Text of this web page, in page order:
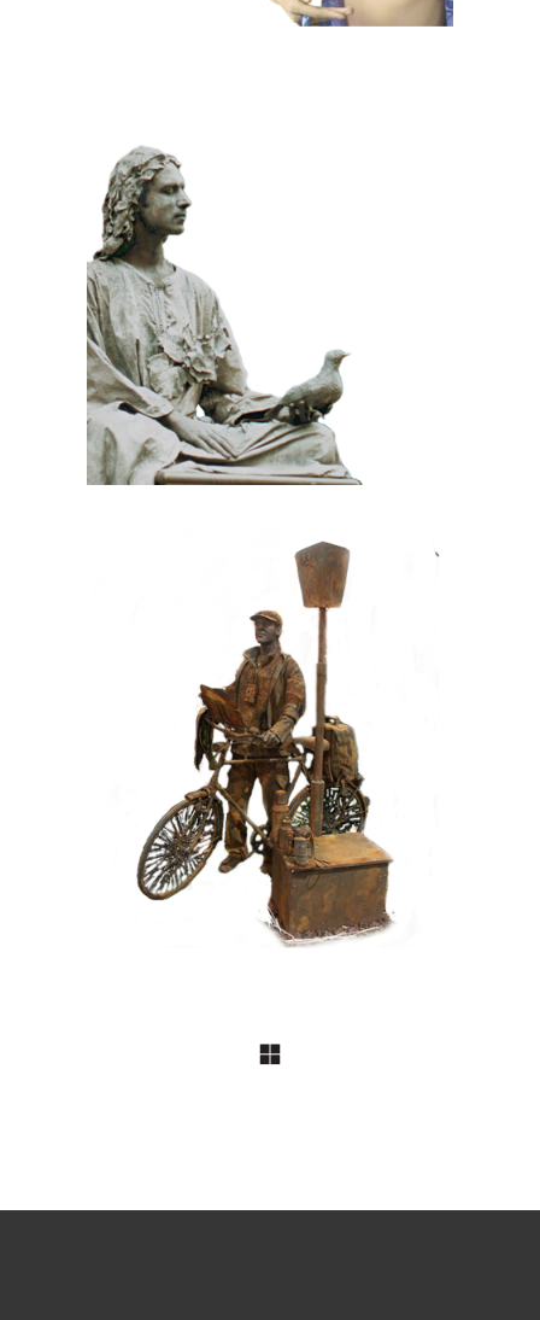
KLASSIEK
100 Meditatief Beeld
HEDENDAAGS IJZER/ROEST
099 Toerist